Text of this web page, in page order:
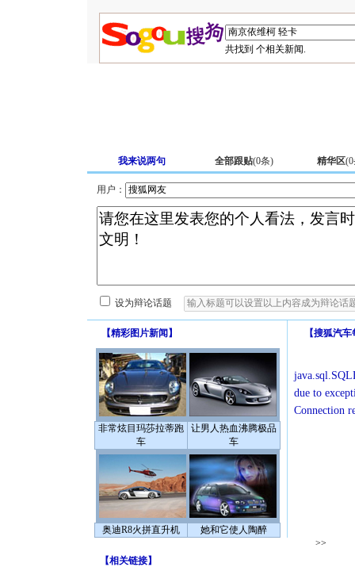
共找到 个相关新闻.
我来说两句 全部跟贴(0条) 精华区(0
用户：
设为辩论话题
【精彩图片新闻 】
非常炫目玛莎拉蒂跑
车
让男人热血沸腾极品
车
奥迪R8火拼直升机 她和它使人陶醉
【搜狐汽车
due to
Connection
>>
【相关链接】